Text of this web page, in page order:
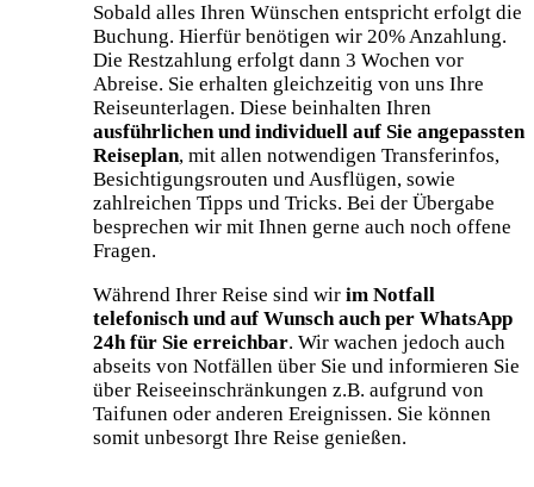
Sobald alles Ihren Wünschen entspricht erfolgt die
Buchung. Hierfür benötigen wir 20% Anzahlung.
Die Restzahlung erfolgt dann 3 Wochen vor
Abreise. Sie erhalten gleichzeitig von uns Ihre
Reiseunterlagen. Diese beinhalten Ihren
ausführlichen und individuell auf Sie angepassten
Reiseplan, mit allen notwendigen Transferinfos,
Besichtigungsrouten und Ausflügen, sowie
zahlreichen Tipps und Tricks. Bei der Übergabe
besprechen wir mit Ihnen gerne auch noch offene
Fragen.
Während Ihrer Reise sind wir im Notfall
telefonisch und auf Wunsch auch per WhatsApp
24h für Sie erreichbar. Wir wachen jedoch auch
abseits von Notfällen über Sie und informieren Sie
über Reiseeinschränkungen z.B. aufgrund von
Taifunen oder anderen Ereignissen. Sie können
somit unbesorgt Ihre Reise genießen.